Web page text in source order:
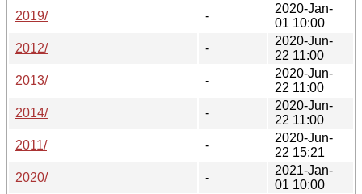
2019/
-
2020-Jan-
01 10:00
2012/
-
2020-Jun-
22 11:00
2013/
-
2020-Jun-
22 11:00
2014/
-
2020-Jun-
22 11:00
2011/
-
2020-Jun-
22 15:21
2020/
-
2021-Jan-
01 10:00